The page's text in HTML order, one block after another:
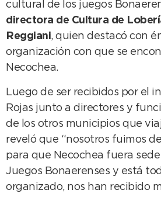
cultural de los juegos
directora de Cultura de
Reggiani, quien destacó con
organización con que se
Necochea.
Luego de ser recibidos por el
Rojas junto a directores y
de los otros municipios que
reveló que “nosotros fuimos
para que Necochea fuera
Juegos Bonaerenses y está
organizado, nos han recibido